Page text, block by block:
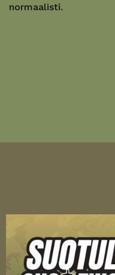
normaalisti.